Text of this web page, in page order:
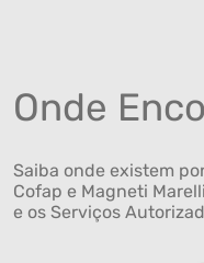
Onde
Saiba onde existem
Cofap e Magneti Marelli
e os Serviços